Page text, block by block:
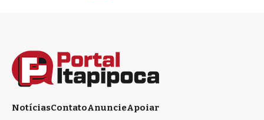
NotíciasContatoAnuncieApoiar